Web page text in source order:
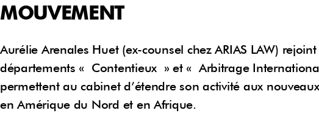
MOUVEMENT
Aurélie Arenales Huet (ex-counsel chez ARIAS LAW)
départements « Contentieux » et « Arbitrage
permettent au cabinet d’étendre son activité aux
en Amérique du Nord et en Afrique.